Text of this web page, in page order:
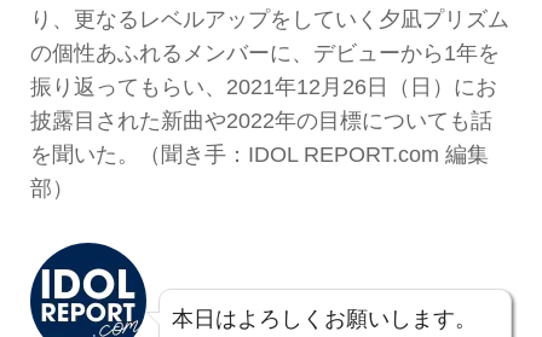
り、更なるレベルアップをしていく夕凪プリズム
の個性あふれるメンバーに、デビューから1年を
振り返ってもらい、2021年12月26日（日）にお
披露目された新曲や2022年の目標についても話
を聞いた。（聞き手：IDOL REPORT.com 編集
部）
本日はよろしくお願いします。